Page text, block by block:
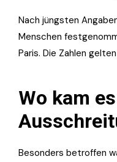
Nach jüngsten
Menschen
Paris. Die Zahlen
Wo kam
Besonders betroffen